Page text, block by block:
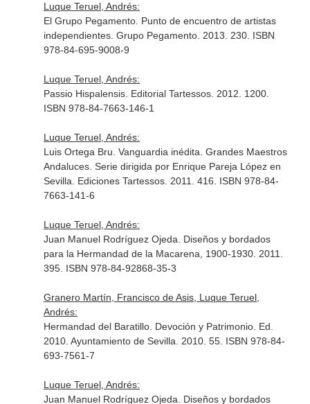
Luque Teruel, Andrés:
El Grupo Pegamento. Punto de encuentro de artistas
independientes. Grupo Pegamento. 2013. 230. ISBN
978-84-695-9008-9
Luque Teruel, Andrés:
Passio Hispalensis. Editorial Tartessos. 2012. 1200.
ISBN 978-84-7663-146-1
Luque Teruel, Andrés:
Luis Ortega Bru. Vanguardia inédita. Grandes Maestros
Andaluces. Serie dirigida por Enrique Pareja López en
Sevilla. Ediciones Tartessos. 2011. 416. ISBN 978-84-
7663-141-6
Luque Teruel, Andrés:
Juan Manuel Rodríguez Ojeda. Diseños y bordados
para la Hermandad de la Macarena, 1900-1930. 2011.
395. ISBN 978-84-92868-35-3
Granero Martín, Francisco de Asis, Luque Teruel,
Andrés:
Hermandad del Baratillo. Devoción y Patrimonio. Ed.
2010. Ayuntamiento de Sevilla. 2010. 55. ISBN 978-84-
693-7561-7
Luque Teruel, Andrés:
Juan Manuel Rodríguez Ojeda. Diseños y bordados